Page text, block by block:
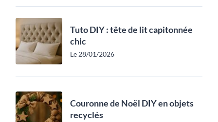
Tuto DIY : tête de lit capitonnée
chic
Le 28/01/2026
Couronne de Noël DIY en objets
recyclés